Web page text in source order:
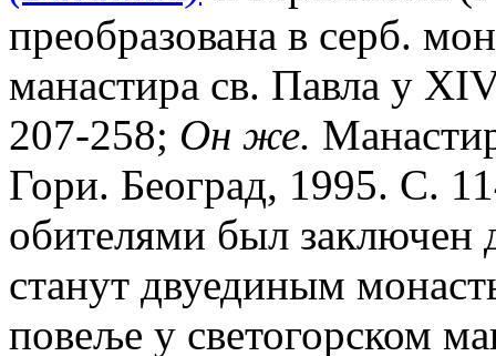
преобразована в серб.
манастира св. Павла у
207-258; Он же.
Гори. Београд, 1995. С.
обителями был заключен
станут двуединым
повеље у светогорском